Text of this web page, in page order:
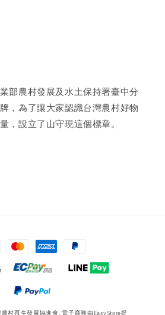
部農村發展及水土保持署臺中分
，為了讓大家認識台灣農村好物
，設立了山守現這個標章。
村再生發展協進會. 電子商務由 EasyStore提